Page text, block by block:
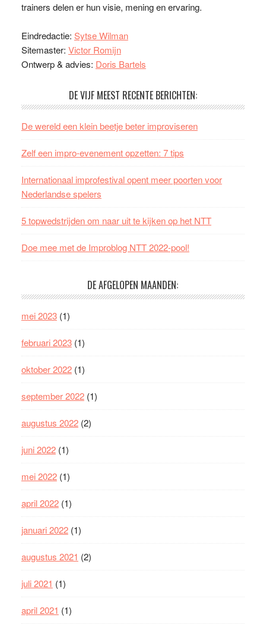
trainers delen er hun visie, mening en ervaring.
Eindredactie: Sytse Wilman
Sitemaster: Victor Romijn
Ontwerp & advies: Doris Bartels
DE VIJF MEEST RECENTE BERICHTEN:
De wereld een klein beetje beter improviseren
Zelf een impro-evenement opzetten: 7 tips
Internationaal improfestival opent meer poorten voor
Nederlandse spelers
5 topwedstrijden om naar uit te kijken op het NTT
Doe mee met de Improblog NTT 2022-pool!
DE AFGELOPEN MAANDEN:
mei 2023(1)
februari 2023(1)
oktober 2022(1)
september 2022(1)
augustus 2022(2)
juni 2022(1)
mei 2022(1)
april 2022(1)
januari 2022(1)
augustus 2021 (2)
juli 2021 (1)
april 2021 (1)